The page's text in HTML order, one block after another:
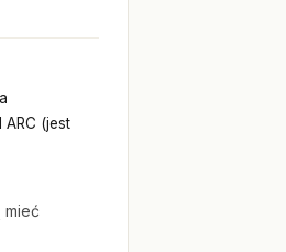
ARC (jest
mieć